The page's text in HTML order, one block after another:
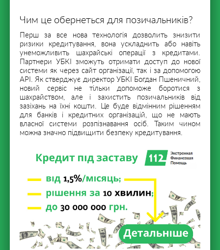
Чим це обернеться для позичальників?
Перш за все нова технологія дозволить знизити
ризики кредитування, вона ускладнить або навіть
унеможливить шахрайські операції з кредитами.
Партнери УБКІ зможуть отримати доступ до нової
системи як через сайт організації, так і за допомогою
API. Як стверджує директор УБКІ Богдан Пшеничний,
новий сервіс не тільки допоможе боротися з
шахрайством, але і захистить позичальників від
зазіхань на їхні кошти. Це буде відмінним рішенням
для банків і кредитних організацій, що не мають
власної системи розпізнавання осіб. Таким чином
можна значно підвищити безпеку кредитування.